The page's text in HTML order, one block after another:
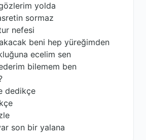
yolda
sormaz
nefesi
beni hep yüreğimden
ecelim sen
bilemem ben
dedikçe
son bir yalana